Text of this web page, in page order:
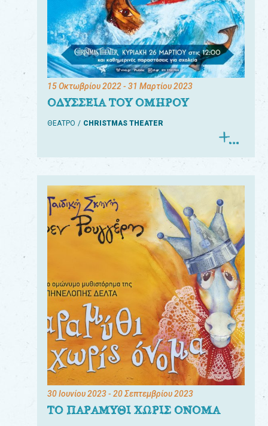
15 Οκτωβρίου 2022- 31 Μαρτίου 2023
ΟΔΥΣΣΕΙΑ ΤΟΥ ΟΜΗΡΟΥ
ΘΕΑΤΡΟ CHRISTMAS THEATER
30 Ιουνίου 2023- 20 Σεπτεμβρίου 2023
ΤΟ ΠΑΡΑΜΥΘΙ ΧΩΡΙΣ ΟΝΟΜΑ